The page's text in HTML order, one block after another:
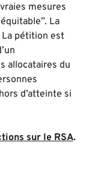
mesures
La
La pétition est
allocataires du
d’atteinte si
sur le RSA.